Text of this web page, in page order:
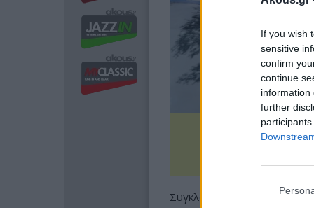
If you wish
sensitive
confirm
continue
information
further
Συγκλονιστική είναι η